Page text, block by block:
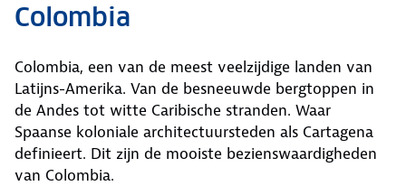
Colombia
Colombia, een van de meest veelzijdige landen van
Latijns-Amerika. Van de besneeuwde bergtoppen in
de Andes tot witte Caribische stranden. Waar
Spaanse koloniale architectuursteden als Cartagena
definieert. Dit zijn de mooiste bezienswaardigheden
van Colombia.